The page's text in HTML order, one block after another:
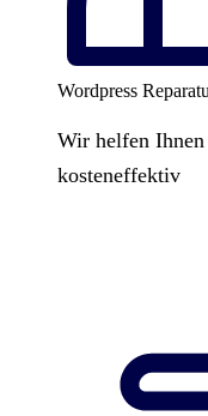
Wordpress
Wir helfen
kosteneffektiv